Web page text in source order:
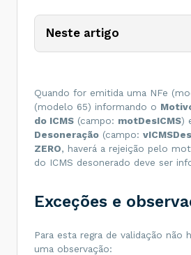
Neste artigo
Quando for emitida uma NFe
(modelo 65) informando o
do ICMS (campo: motDesICMS)
Desoneração (campo:
ZERO, haverá a rejeição pelo
do ICMS desonerado deve ser
Exceções e
Para esta regra de validação não
uma observação: